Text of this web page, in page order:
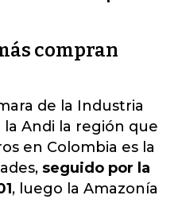
compran
de la Industria
Andi la región que
en Colombia es la
seguido por la
, luego la Amazonía